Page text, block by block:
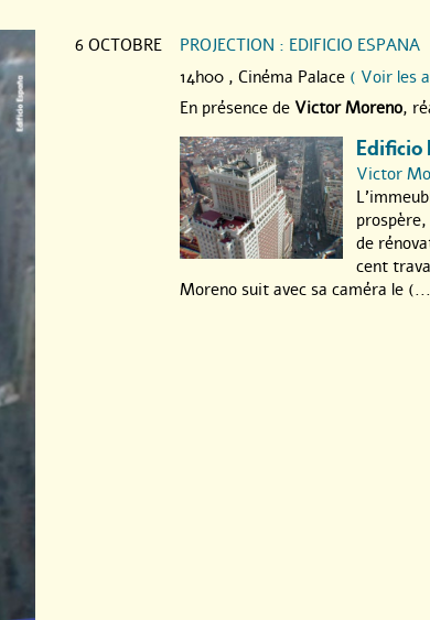
6 OCTOBRE PROJECTION : EDIFICIO ESPANA
14h00 , Cinéma Palace ( Voir les
En présence de Victor Moreno,
Edificio
Victor
de
cent
Moreno suit avec sa caméra le